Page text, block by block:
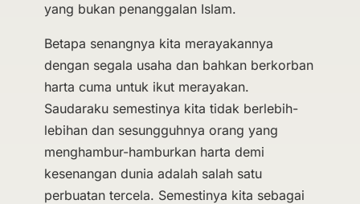
yang bukan penanggalan Islam.
Betapa senangnya kita merayakannya
dengan segala usaha dan bahkan berkorban
harta cuma untuk ikut merayakan.
Saudaraku semestinya kita tidak berlebih-
lebihan dan sesungguhnya orang yang
menghambur-hamburkan harta demi
kesenangan dunia adalah salah satu
perbuatan tercela. Semestinya kita sebagai